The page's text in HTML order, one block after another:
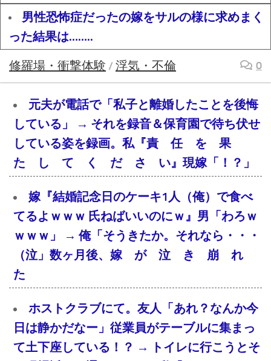
男性恐怖症だったの嫁をサルの様に求めまく
った結果は……..
修羅場・衝撃体験 / 浮気・不倫 0
元夫が電話で「私子と離婚したことを後悔
している」 → それを録音＆保育園で待ち伏せ
している姿を録画。私『責 任 を 果
た し て く だ さ い』現嫁「！？」
嫁『結婚記念日のケーキ1人（俺）で食べ
てるよｗｗｗ 氏ねばいいのにｗ』男「わろｗ
ｗｗｗ」 → 俺「そうきたか。それなら・・・
（泣」数ヶ月後、嫁 が 泣 き 崩 れ
た
ホストクラブにて。友人「あれ？なんか今
日は静かだなー」従業員がテーブルに集まっ
て土下座している！？ → トイレに行こうとそ